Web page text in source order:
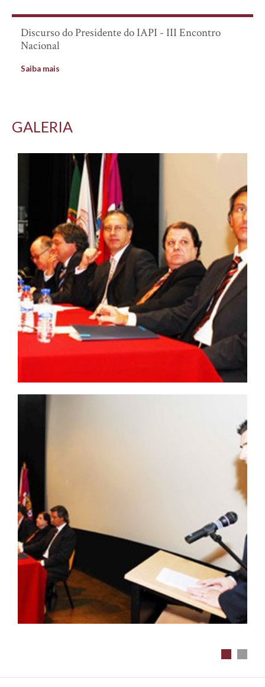
Discurso do Presidente do IAPI - III Encontro
Nacional
Saiba mais
GALERIA